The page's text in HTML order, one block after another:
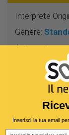
Interprete
Genere:
Autore:Jones
3 Min
Segnatura:4/4
111
Tonalità: LA
Harmonizer:
Inserisci la tua email